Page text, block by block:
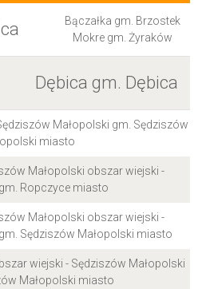
Bączałka gm. Brzostek
Mokre gm. Żyraków
Dębica gm. Dębica
Małopolski gm. Sędziszów
miasto
Małopolski obszar wiejski -
Ropczyce miasto
Małopolski obszar wiejski -
Sędziszów Małopolski miasto
wiejski - Sędziszów Małopolski
Małopolski miasto